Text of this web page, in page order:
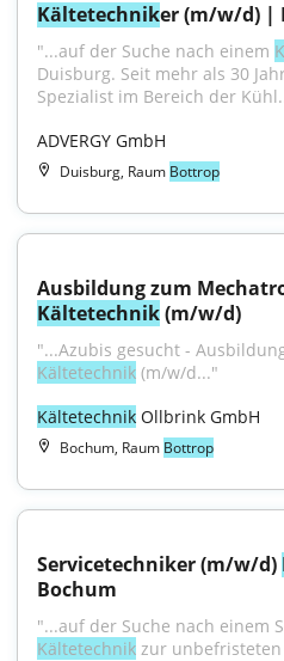
Kältetechniker (m/w/d) |
"...auf der Suche nach einem
Duisburg. Seit mehr als 30
Spezialist im Bereich der
ADVERGY GmbH
Duisburg, Raum Bottrop
Kältetechnik (m/w/d)
Kältetechnik (m/w/d..."
Kältetechnik Ollbrink GmbH
Bochum, Raum Bottrop
Servicetechniker (m/w/d)
Bochum
Kältetechnik zur